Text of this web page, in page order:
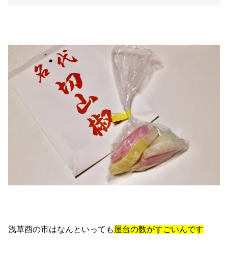
浅草酉の市はなんといっても 屋台の数がすごいんです